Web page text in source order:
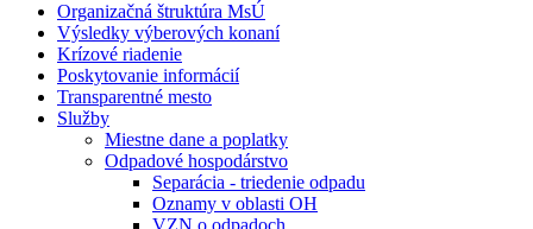
Organizačná štruktúra MsÚ
Výsledky výberových konaní
Krízové riadenie
Poskytovanie informácií
Transparentné mesto
Služby
Miestne dane a poplatky
Odpadové hospodárstvo
Separácia - triedenie odpadu
Oznamy v oblasti OH
VZN o odpadoch